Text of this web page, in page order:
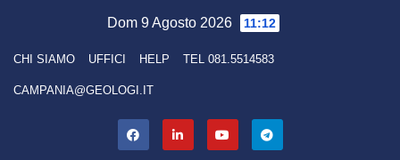
content
Dom 9 Agosto 2026 11:12
CHI SIAMO UFFICI HELP TEL 081.5514583
CAMPANIA@GEOLOGI.IT